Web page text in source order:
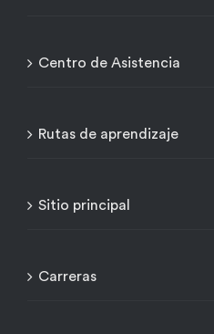
Centro de Asistencia
Rutas de aprendizaje
Sitio principal
Carreras